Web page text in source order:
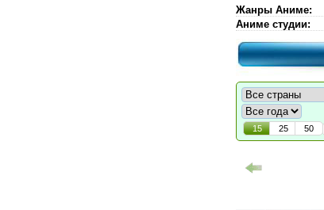
Жанры Аниме:
Аниме студии:
15 25 50